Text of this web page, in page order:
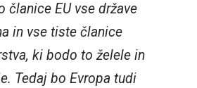
članice EU vse države
in vse tiste članice
ki bodo to želele in
Tedaj bo Evropa tudi